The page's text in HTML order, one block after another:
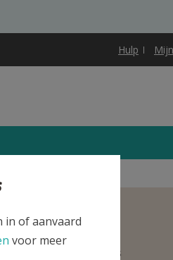
Hulp
in deze kerk, het adres
in of aanvaard
voor meer